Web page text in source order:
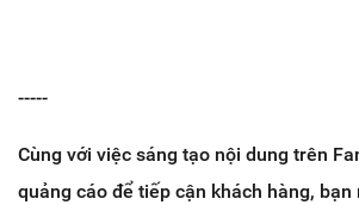
-----
Cùng với việc sáng tạo nội dung trên
quảng cáo để tiếp cận khách hàng, bạn